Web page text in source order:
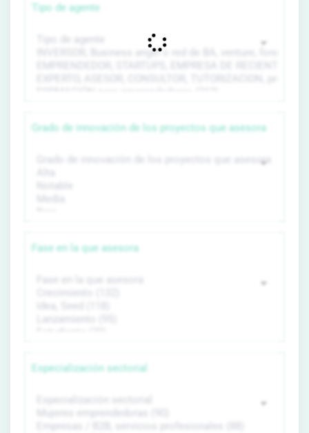
Tipo de agente
Grado de innovación de los proyectos que asesora
Fase en la que asesora
Especialización sectorial